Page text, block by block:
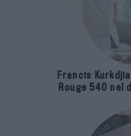
Francis
Rouge 540 nel